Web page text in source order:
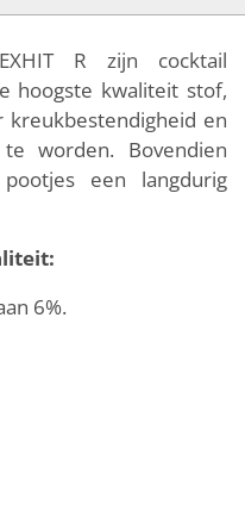
R zijn cocktail
hoogste kwaliteit stof,
en
worden. Bovendien
een langdurig
6%.